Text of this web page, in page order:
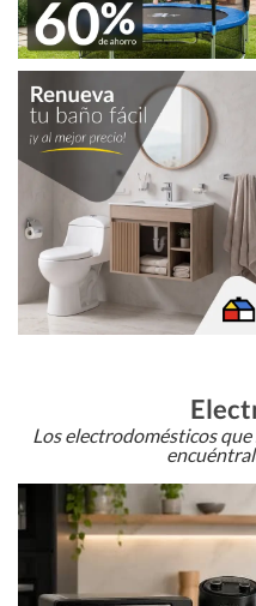
Los electrodomésticos